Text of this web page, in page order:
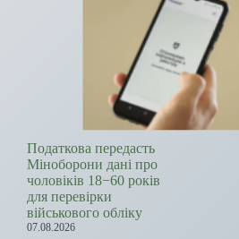
Податкова передасть
Міноборони дані про
чоловіків 18−60 років
для перевірки
військового обліку
07.08.2026